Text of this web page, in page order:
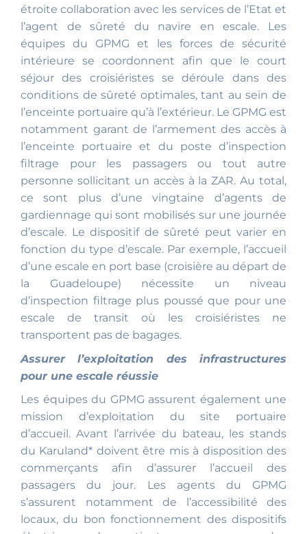
étroite collaboration avec les services de l’Etat et
l’agent de sûreté du navire en escale. Les
équipes du GPMG et les forces de sécurité
intérieure se coordonnent afin que le court
séjour des croisiéristes se déroule dans des
conditions de sûreté optimales, tant au sein de
l’enceinte portuaire qu’à l’extérieur. Le GPMG est
notamment garant de l’armement des accès à
l’enceinte portuaire et du poste d’inspection
filtrage pour les passagers ou tout autre
personne sollicitant un accès à la ZAR. Au total,
ce sont plus d’une vingtaine d’agents de
gardiennage qui sont mobilisés sur une journée
d’escale. Le dispositif de sûreté peut varier en
fonction du type d’escale. Par exemple, l’accueil
d’une escale en port base (croisière au départ de
la Guadeloupe) nécessite un niveau
d’inspection filtrage plus poussé que pour une
escale de transit où les croisiéristes ne
transportent pas de bagages.
Assurer l’exploitation des infrastructures
pour une escale réussie
Les équipes du GPMG assurent également une
mission d’exploitation du site portuaire
d’accueil. Avant l’arrivée du bateau, les stands
du Karuland* doivent être mis à disposition des
commerçants afin d’assurer l’accueil des
passagers du jour. Les agents du GPMG
s’assurent notamment de l’accessibilité des
locaux, du bon fonctionnement des dispositifs